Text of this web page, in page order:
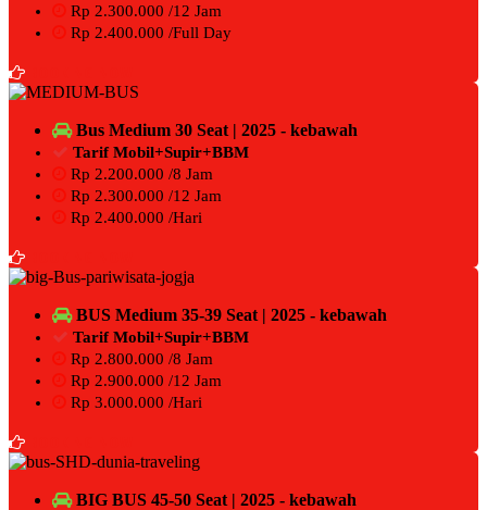
Rp 2.300.000 /12 Jam
Rp 2.400.000 /Full Day
Bus Medium 30 Seat | 2025 - kebawah
Tarif Mobil+Supir+BBM
Rp 2.200.000 /8 Jam
Rp 2.300.000 /12 Jam
Rp 2.400.000 /Hari
BUS Medium 35-39 Seat | 2025 - kebawah
Tarif Mobil+Supir+BBM
Rp 2.800.000 /8 Jam
Rp 2.900.000 /12 Jam
Rp 3.000.000 /Hari
BIG BUS 45-50 Seat | 2025 - kebawah